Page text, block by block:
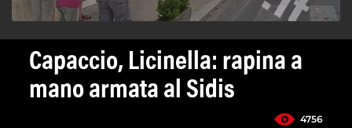
Capaccio, Licinella: rapina a
mano armata al Sidis
4756